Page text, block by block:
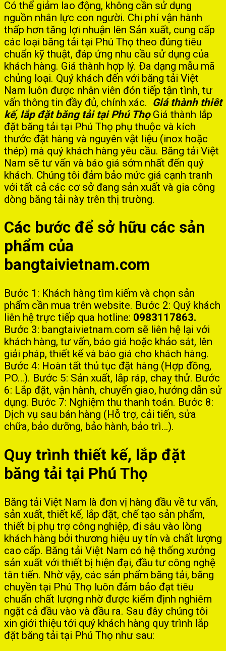
Có thể giảm lao động, không cần sử dụng
nguồn nhân lực con người. Chi phí vận hành
thấp hơn tăng lợi nhuận lên Sản xuất, cung cấp
các loại băng tải tại Phú Thọ theo đúng tiêu
chuẩn kỹ thuật, đáp ứng nhu cầu sử dụng của
khách hàng. Giá thành hợp lý. Đa dạng mẫu mã
chủng loại. Quý khách đến với băng tải Việt
Nam luôn được nhân viên đón tiếp tận tình, tư
vấn thông tin đầy đủ, chính xác. Giá thành thiêt
kế, lắp đặt băng tải tại Phú ThọGiá thành lắp
đặt băng tải tại Phú Thọ phụ thuộc và kích
thước đặt hàng và nguyên vật liệu (inox hoặc
thép) mà quý khách hàng yêu cầu. Băng tải Việt
Nam sẽ tư vấn và báo giá sớm nhất đến quý
khách. Chúng tôi đảm bảo mức giá cạnh tranh
với tất cả các cơ sở đang sản xuất và gia công
dòng băng tải này trên thị trường.
Các bước để sở hữu các sản
phẩm của
bangtaivietnam.com
Bước 1: Khách hàng tìm kiếm và chọn sản
phẩm cần mua trên website. Bước 2: Quý khách
liên hệ trực tiếp qua hotline: 0983117863.
Bước 3: bangtaivietnam.com sẽ liên hệ lại với
khách hàng, tư vấn, báo giá hoặc khảo sát, lên
giải pháp, thiết kế và báo giá cho khách hàng.
Bước 4: Hoàn tất thủ tục đặt hàng (Hợp đồng,
PO…). Bước 5: Sản xuất, lắp ráp, chaỵ thử. Bước
6: Lắp đặt, vận hành, chuyển giao, hướng dẫn sử
dụng. Bước 7: Nghiệm thu thanh toán. Bước 8:
Dịch vụ sau bán hàng (Hỗ trợ, cải tiến, sửa
chữa, bảo dưỡng, bảo hành, bảo trì…).
Quy trình thiết kế, lắp đặt
băng tải tại Phú Thọ
Băng tải Việt Nam là đơn vị hàng đầu về tư vấn,
sản xuất, thiết kế, lắp đặt, chế tạo sản phẩm,
thiết bị phụ trợ công nghiệp, đi sâu vào lòng
khách hàng bởi thương hiệu uy tín và chất lượng
cao cấp. Băng tải Việt Nam có hệ thống xưởng
sản xuất với thiết bị hiện đại, đầu tư công nghệ
tân tiến. Nhờ vậy, các sản phẩm băng tải, băng
chuyền tại Phú Thọ luôn đảm bảo đạt tiêu
chuẩn chất lượng nhờ được kiểm định nghiêm
ngặt cả đầu vào và đầu ra. Sau đây chúng tôi
xin giới thiệu tới quý khách hàng quy trình lắp
đặt băng tải tại Phú Thọ như sau: